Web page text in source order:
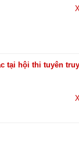
tại hội thi tuyên